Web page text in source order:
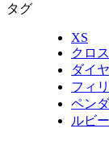
タグ
XS
クロス
ダイヤ
フィ
ペン
ルビー